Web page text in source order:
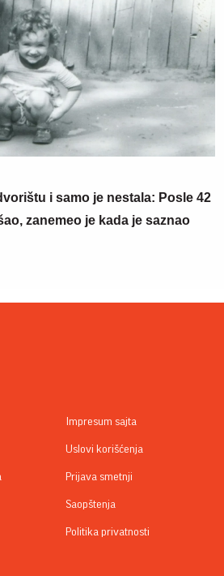
i samo je nestala: Posle 42
zanemeo je kada je saznao
Impresum sajta
Uslovi korišćenja
Prijava smetnji
Saopštenja
Politika privatnosti